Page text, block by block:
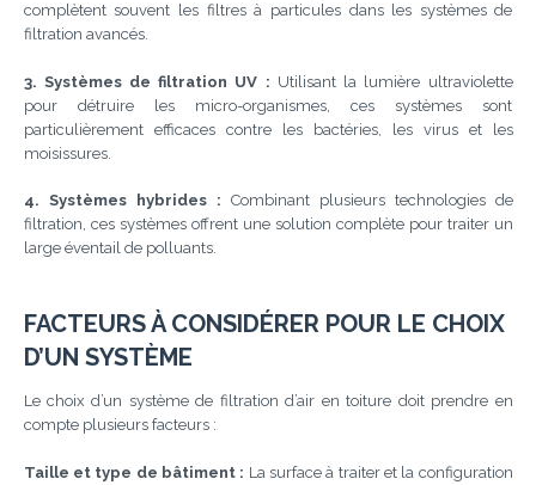
complètent souvent les filtres à particules dans les systèmes de
filtration avancés.
3. Systèmes de filtration UV : Utilisant la lumière ultraviolette
pour détruire les micro-organismes, ces systèmes sont
particulièrement efficaces contre les bactéries, les virus et les
moisissures.
4. Systèmes hybrides : Combinant plusieurs technologies de
filtration, ces systèmes offrent une solution complète pour traiter un
large éventail de polluants.
FACTEURS À CONSIDÉRER POUR LE CHOIX
D’UN SYSTÈME
Le choix d’un système de filtration d’air en toiture doit prendre en
compte plusieurs facteurs :
Taille et type de bâtiment : La surface à traiter et la configuration